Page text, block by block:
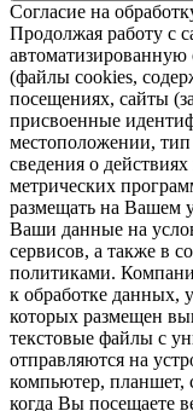
Согласие на
Продолжая работу с
(файлы cookies,
посещениях, сайты
присвоенные
местоположении, тип
сведения о
метрических
размещать на Вашем
Ваши данные на
сервисов, а также в
политиками.
к обработке данных,
которых размещен
текстовые файлы с
отправляются на
компьютер, планшет,
когда Вы посещаете